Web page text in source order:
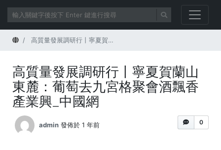
首頁 高質量發展調研行丨寧夏賀蘭山東麓：葡萄去九宮格聚會酒飄香產業興_中國網
高質量發展調研行丨寧夏賀蘭山
東麓：葡萄去九宮格聚會酒飄香
產業興_中國網
0
admin 發佈於 1 年前